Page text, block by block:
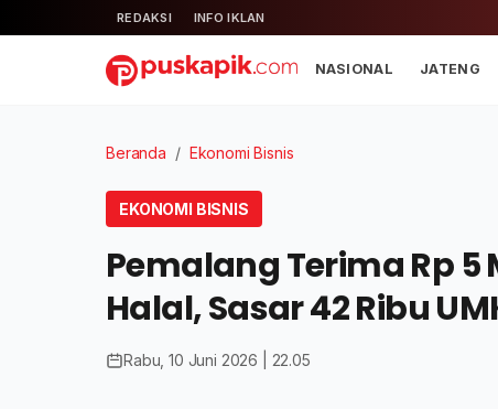
REDAKSI INFO IKLAN
NASIONAL JATENG
Beranda / Ekonomi Bisnis
EKONOMI BISNIS
Pemalang Terima Rp
Halal, Sasar 42 Ribu
Rabu, 10 Juni 2026 | 22.05